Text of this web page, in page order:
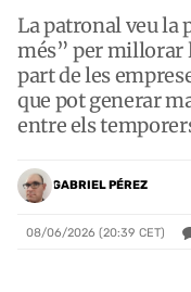
La patronal veu la
més” per millorar
part de les
que pot generar
entre els
GABRIEL PÉREZ
08/06/2026 (20:39 CET)